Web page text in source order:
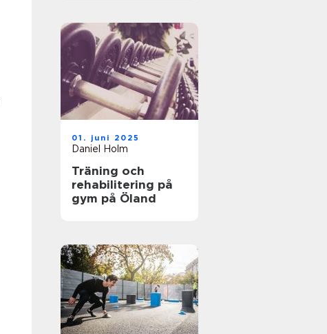
01. juni 2025
Daniel Holm
Träning och
rehabilitering på
gym på Öland